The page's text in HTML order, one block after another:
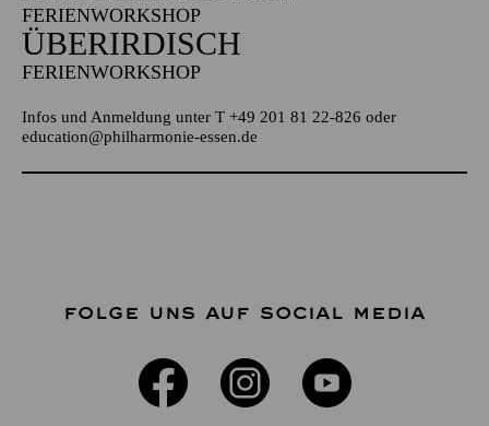
FERIENWORKSHOP
ÜBERIRDISCH
FERIENWORKSHOP
Infos und Anmeldung unter T +49 201 81 22-826 oder
education@philharmonie-essen.de
FOLGE UNS AUF SOCIAL MEDIA